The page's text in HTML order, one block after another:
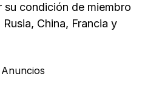
condición de miembro
China, Francia y
Anuncios